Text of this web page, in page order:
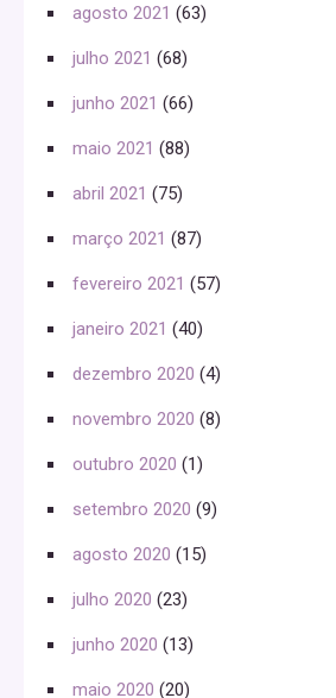
agosto 2021 (63)
julho 2021 (68)
junho 2021 (66)
maio 2021 (88)
abril 2021 (75)
março 2021 (87)
fevereiro 2021 (57)
janeiro 2021 (40)
dezembro 2020 (4)
novembro 2020 (8)
outubro 2020 (1)
setembro 2020 (9)
agosto 2020 (15)
julho 2020 (23)
junho 2020 (13)
maio 2020 (20)